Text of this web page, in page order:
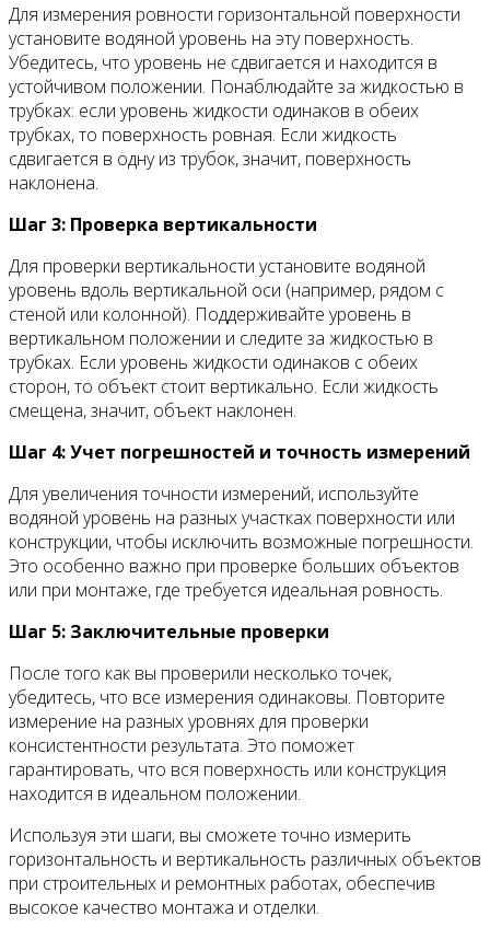
Для измерения ровности горизонтальной поверхности
установите водяной уровень на эту поверхность.
Убедитесь, что уровень не сдвигается и находится в
устойчивом положении. Понаблюдайте за жидкостью в
трубках: если уровень жидкости одинаков в обеих
трубках, то поверхность ровная. Если жидкость
сдвигается в одну из трубок, значит, поверхность
наклонена.
Шаг 3: Проверка вертикальности
Для проверки вертикальности установите водяной
уровень вдоль вертикальной оси (например, рядом с
стеной или колонной). Поддерживайте уровень в
вертикальном положении и следите за жидкостью в
трубках. Если уровень жидкости одинаков с обеих
сторон, то объект стоит вертикально. Если жидкость
смещена, значит, объект наклонен.
Шаг 4: Учет погрешностей и точность измерений
Для увеличения точности измерений, используйте
водяной уровень на разных участках поверхности или
конструкции, чтобы исключить возможные погрешности.
Это особенно важно при проверке больших объектов
или при монтаже, где требуется идеальная ровность.
Шаг 5: Заключительные проверки
После того как вы проверили несколько точек,
убедитесь, что все измерения одинаковы. Повторите
измерение на разных уровнях для проверки
консистентности результата. Это поможет
гарантировать, что вся поверхность или конструкция
находится в идеальном положении.
Используя эти шаги, вы сможете точно измерить
горизонтальность и вертикальность различных объектов
при строительных и ремонтных работах, обеспечив
высокое качество монтажа и отделки.